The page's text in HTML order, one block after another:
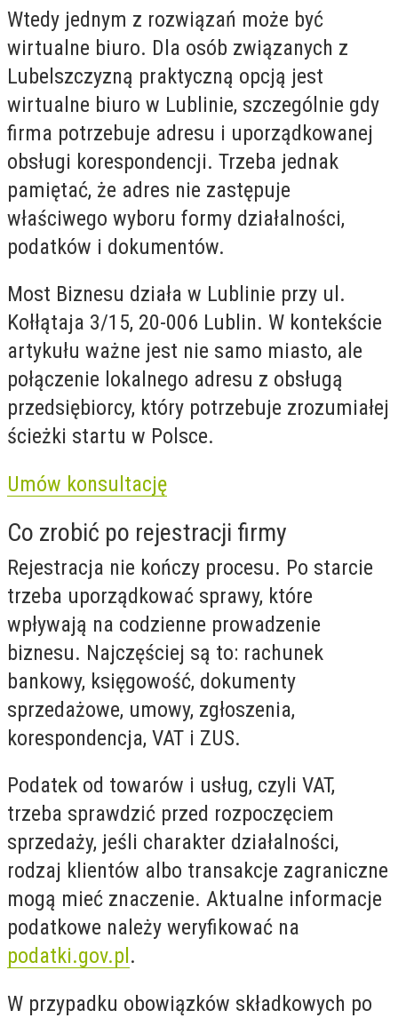
Wtedy jednym z rozwiązań może być
wirtualne biuro. Dla osób związanych z
Lubelszczyzną praktyczną opcją jest
wirtualne biuro w Lublinie, szczególnie gdy
firma potrzebuje adresu i uporządkowanej
obsługi korespondencji. Trzeba jednak
pamiętać, że adres nie zastępuje
właściwego wyboru formy działalności,
podatków i dokumentów.
Most Biznesu działa w Lublinie przy ul.
Kołłątaja 3/15, 20-006 Lublin. W kontekście
artykułu ważne jest nie samo miasto, ale
połączenie lokalnego adresu z obsługą
przedsiębiorcy, który potrzebuje zrozumiałej
ścieżki startu w Polsce.
Umów konsultację
Co zrobić po rejestracji firmy
Rejestracja nie kończy procesu. Po starcie
trzeba uporządkować sprawy, które
wpływają na codzienne prowadzenie
biznesu. Najczęściej są to: rachunek
bankowy, księgowość, dokumenty
sprzedażowe, umowy, zgłoszenia,
korespondencja, VAT i ZUS.
Podatek od towarów i usług, czyli VAT,
trzeba sprawdzić przed rozpoczęciem
sprzedaży, jeśli charakter działalności,
rodzaj klientów albo transakcje zagraniczne
mogą mieć znaczenie. Aktualne informacje
podatkowe należy weryfikować na
podatki.gov.pl .
W przypadku obowiązków składkowych po